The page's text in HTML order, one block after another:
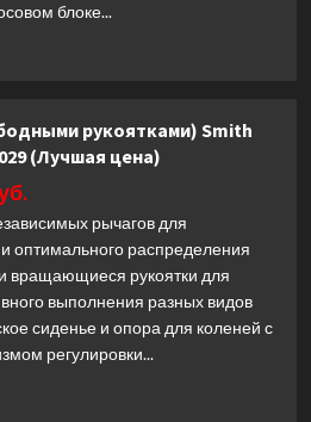
блоке...
рукоятками) Smith
(Лучшая цена)
рычагов для
оптимального распределения
вращающиеся рукоятки для
выполнения разных видов
сиденье и опора для коленей с
регулировки...